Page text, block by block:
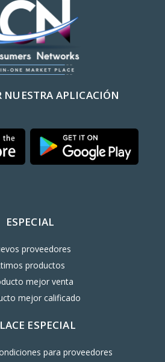
NUESTRA APLICACIÓN
ESPECIAL
proveedores
productos
mejor venta
mejor calificado
ESPECIAL
para proveedores